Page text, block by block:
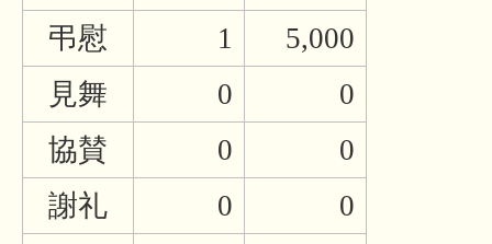
弔慰
1
5,000
見舞
0
0
協賛
0
0
謝礼
0
0